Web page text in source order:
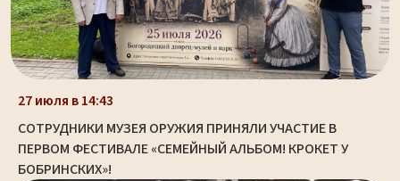
27 июля в 14:43
СОТРУДНИКИ МУЗЕЯ ОРУЖИЯ ПРИНЯЛИ УЧАСТИЕ В
ПЕРВОМ ФЕСТИВАЛЕ «СЕМЕЙНЫЙ АЛЬБОМ! КРОКЕТ У
БОБРИНСКИХ»!